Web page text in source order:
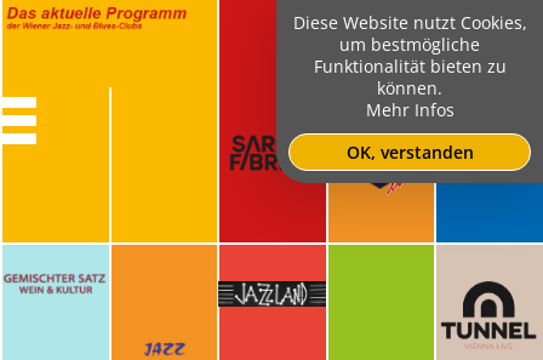
Diese Website nutzt Cookies,
um bestmögliche
Funktionalität bieten zu
können.
Mehr Infos
OK, verstanden